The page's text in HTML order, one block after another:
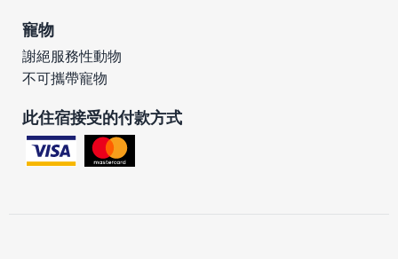
寵物
謝絕服務性動物
不可攜帶寵物
此住宿接受的付款方式